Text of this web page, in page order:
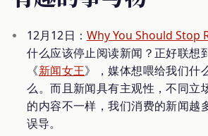
12月12日： Why You Should Stop
什么应该停止阅读新闻？正好联想
《新闻女王》，媒体想喂给我们什
么。而且新闻具有主观性，不同立
的内容不一样，我们消费的新闻越
误导。